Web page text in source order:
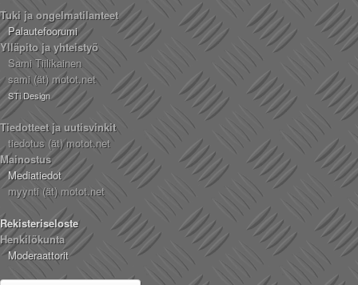
Tuki ja ongelmatilanteet
Palautefoorumi
Ylläpito ja yhteistyö
Sami Tiilikainen
sami (ät) motot.net
STi Design
Tiedotteet ja uutisvinkit
tiedotus (ät) motot.net
Mainostus
Mediatiedot
myynti (ät) motot.net
Rekisteriseloste
Henkilökunta
Moderaattorit